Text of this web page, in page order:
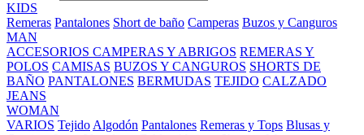
KIDS
Remeras Pantalones Short de baño Camperas Buzos y Canguros
MAN
ACCESORIOS CAMPERAS Y ABRIGOS REMERAS Y
POLOS CAMISAS BUZOS Y CANGUROS SHORTS DE
BAÑO PANTALONES BERMUDAS TEJIDO CALZADO
JEANS
WOMAN
VARIOS Tejido Algodón Pantalones Remeras y Tops Blusas y